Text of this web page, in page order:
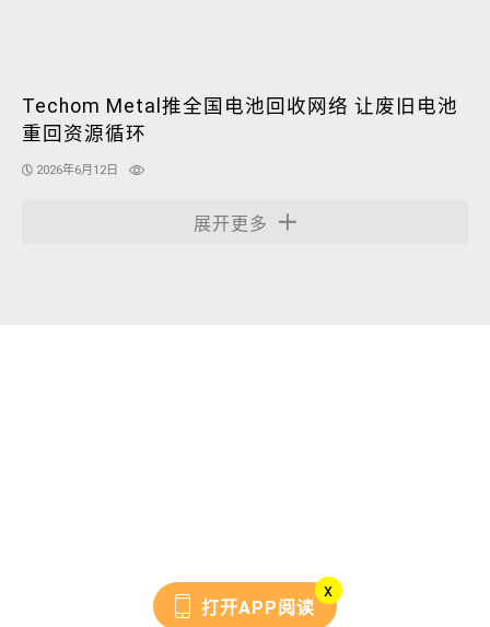
Techom Metal推全国电池回收网络 让废旧电池
重回资源循环
2026年6月12日
展开更多
打开APP阅读
x